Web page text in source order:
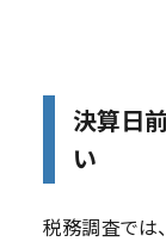
決算日
い
税務調査では、